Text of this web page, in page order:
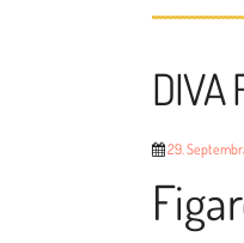
DIVA
29.